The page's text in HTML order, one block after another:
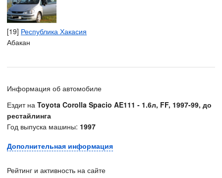
[19] Республика Хакасия
Абакан
Информация об автомобиле
Ездит на Toyota Corolla Spacio AE111 - 1.6л, FF, 1997-99, до
рестайлинга
Год выпуска машины: 1997
Дополнительная информация
Рейтинг и активность на сайте